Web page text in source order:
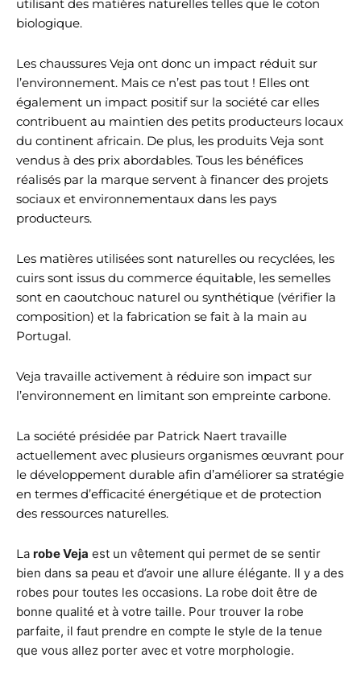
utilisant des matières naturelles telles que le coton
biologique.
Les chaussures Veja ont donc un impact réduit sur
l’environnement. Mais ce n’est pas tout ! Elles ont
également un impact positif sur la société car elles
contribuent au maintien des petits producteurs locaux
du continent africain. De plus, les produits Veja sont
vendus à des prix abordables. Tous les bénéfices
réalisés par la marque servent à financer des projets
sociaux et environnementaux dans les pays
producteurs.
Les matières utilisées sont naturelles ou recyclées, les
cuirs sont issus du commerce équitable, les semelles
sont en caoutchouc naturel ou synthétique (vérifier la
composition) et la fabrication se fait à la main au
Portugal.
Veja travaille activement à réduire son impact sur
l’environnement en limitant son empreinte carbone.
La société présidée par Patrick Naert travaille
actuellement avec plusieurs organismes œuvrant pour
le développement durable afin d’améliorer sa stratégie
en termes d’efficacité énergétique et de protection
des ressources naturelles.
La robe Veja est un vêtement qui permet de se sentir
bien dans sa peau et d’avoir une allure élégante. Il y a des
robes pour toutes les occasions. La robe doit être de
bonne qualité et à votre taille. Pour trouver la robe
parfaite, il faut prendre en compte le style de la tenue
que vous allez porter avec et votre morphologie.